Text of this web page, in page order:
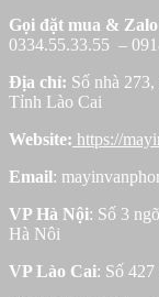
Gọi đặt mua & Zalo
0334.55.33.55 –
Địa chỉ: Số nhà
Tỉnh Lào Cai
Website: https://
Email:
VP Hà Nội: Số 3
Hà Nôi
VP Lào Cai: Số